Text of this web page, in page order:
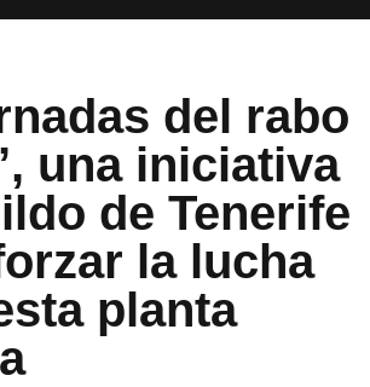
del rabo
una iniciativa
de Tenerife
la lucha
planta